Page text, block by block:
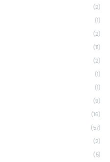
(2)
(1)
(2)
(11)
(2)
(1)
(1)
(9)
(16)
(57)
(2)
(5)